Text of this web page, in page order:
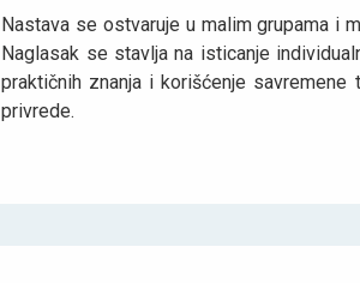
Nastava se ostvaruje u malim grupama i
Naglasak se stavlja na isticanje
praktičnih znanja i korišćenje
privrede.